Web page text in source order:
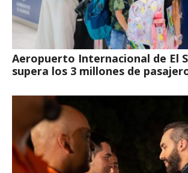
Aeropuerto Internacional de El
supera los 3 millones de